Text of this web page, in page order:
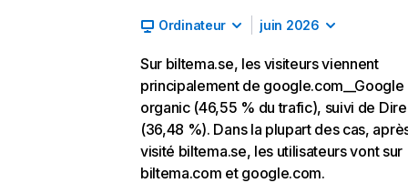
Ordinateur juin 2026
Sur biltema.se, les visiteurs viennent
principalement de google.com__Google
organic (46,55 % du trafic), suivi de
(36,48 %). Dans la plupart des cas,
visité biltema.se, les utilisateurs vont sur
biltema.com et google.com.